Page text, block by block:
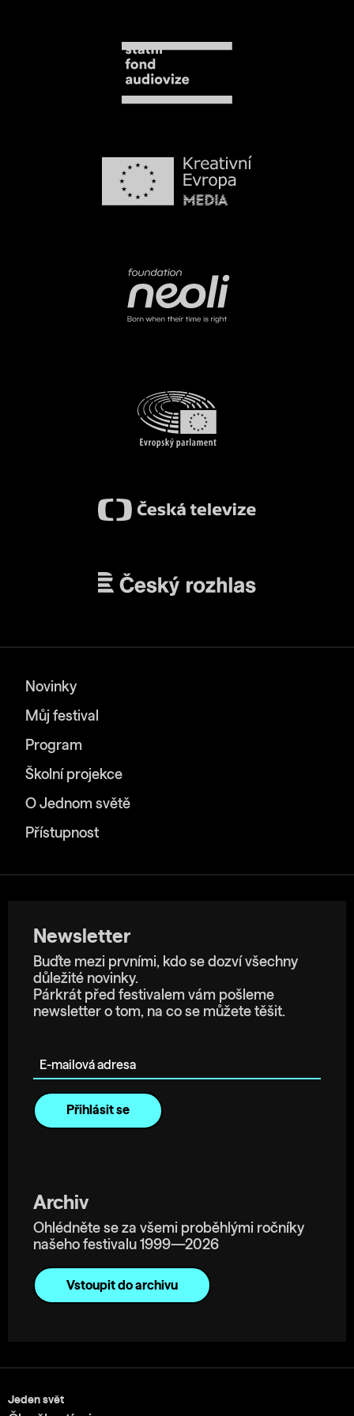
Novinky
Můj festival
Program
Školní projekce
O Jednom světě
Přístupnost
Newsletter
Buďte mezi prvními, kdo se dozví všechny
důležité novinky.
Párkrát před festivalem vám pošleme
newsletter o tom, na co se můžete těšit.
Archiv
Ohlédněte se za všemi proběhlými ročníky
našeho festivalu 1999—2026
Vstoupit do archivu
Jeden svět